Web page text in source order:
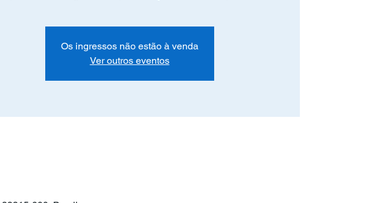
Os ingressos não estão à venda
Ver outros eventos